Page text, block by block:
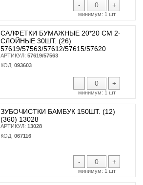
- +
минимум: 1 шт
САЛФЕТКИ БУМАЖНЫЕ 20*20 СМ 2-
СЛОЙНЫЕ 30ШТ. (26)
57619/57563/57612/57615/57620
АРТИКУЛ: 57619/57563
КОД: 093603
- +
минимум: 1 шт
ЗУБОЧИСТКИ БАМБУК 150ШТ. (12)
(360) 13028
АРТИКУЛ: 13028
КОД: 067116
- +
минимум: 1 шт